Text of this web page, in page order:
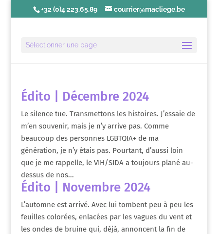
+32 (0)4 223.65.89 courrier@macliege.be
Sélectionner une page
Édito | Décembre 2024
Le silence tue. Transmettons les histoires. J’essaie de
m’en souvenir, mais je n’y arrive pas. Comme
beaucoup des personnes LGBTQIA+ de ma
génération, je n’y étais pas. Pourtant, d’aussi loin
que je me rappelle, le VIH/SIDA a toujours plané au-
dessus de nos...
Édito | Novembre 2024
L’automne est arrivé. Avec lui tombent peu à peu les
feuilles colorées, enlacées par les vagues du vent et
les ondes de bruine qui, déjà, annoncent la fin de